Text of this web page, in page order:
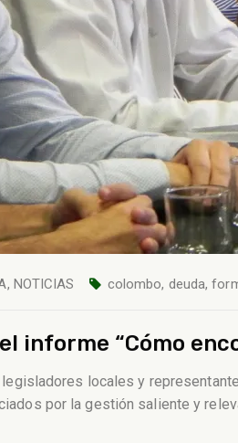
, NOTICIAS colombo, deuda,
informe “Cómo
locales y
por la gestión saliente y